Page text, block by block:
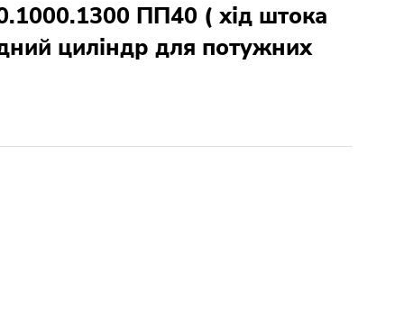
ПП40 ( хід штока
циліндр для потужних